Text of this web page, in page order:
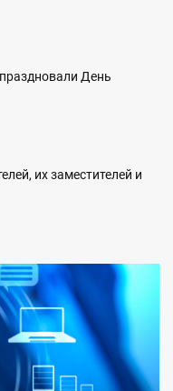
День
их заместителей и